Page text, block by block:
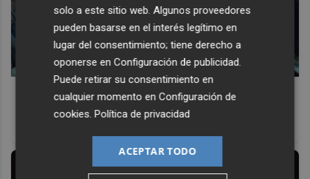
Pasaportes que abren puertas
Los pasaportes más poderosos del mundo, ¿está el
solo a este sitio web. Algunos proveedores
pueden basarse en el interés legítimo en
lugar del consentimiento; tiene derecho a
oponerse enConfiguración de publicidad.
Puede retirar su consentimiento en
cualquier momento enConfiguración de
cookies.Política de privacidad
ACEPTAR TODO